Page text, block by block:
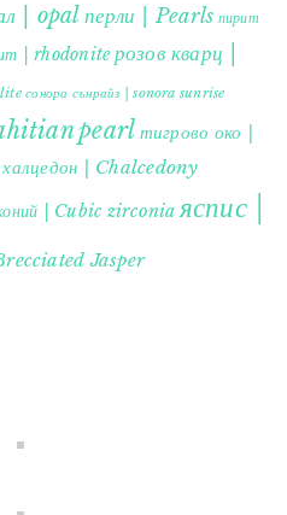
| opalперли | Pearls пирит |
| rhodonite розов кварц |
сонора сънрайз | sonora sunrise
pearl тигрово око |
халцедон | Chalcedony
| Cubic zirconia яспис |
Jasper